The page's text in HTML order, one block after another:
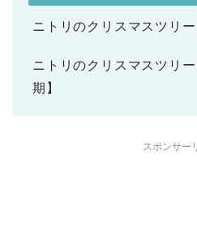
ニトリのクリスマスツリ
ニトリのクリスマスツリ
期】
スポンサー